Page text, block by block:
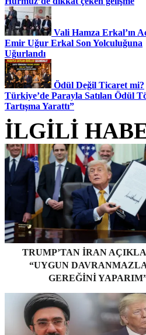
Vali Hamza Erkal’ın
Emir Uğur Erkal Son Yolculuğuna
Uğurlandı
Ödül Değil Ticaret mi?
Türkiye’de Parayla Satılan Ödül
Tartışma Yarattı”
İLGİLİ
TRUMP’TAN İRAN
“UYGUN
GEREĞINI